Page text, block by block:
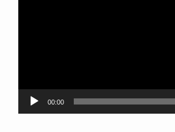
00:00